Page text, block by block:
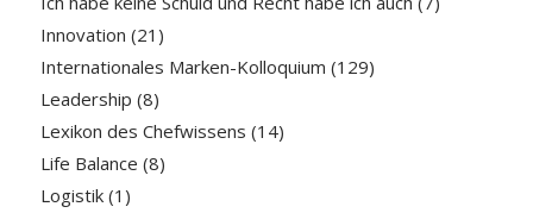
Innovation (21)
Internationales Marken-Kolloquium (129)
Leadership (8)
Lexikon des Chefwissens (14)
Life Balance (8)
Logistik(1)